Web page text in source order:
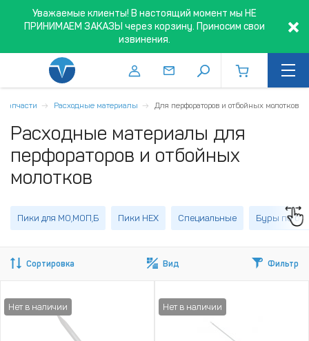
Уважаемые клиенты! В настоящий момент мы НЕ
ПРИНИМАЕМ ЗАКАЗЫ через корзину. Приносим свои
извинения.
запчасти Расходные материалы Для перфораторов и отбойных молотков
Расходные материалы для
перфораторов и отбойных
молотков
Пики для МО,МОП,Б Пики HEX Специальные Буры по
Сортировка Вид Фильтр